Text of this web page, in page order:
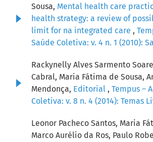
Sousa, Mental health care
health strategy: a review of
limit for na integrated care ,
Saúde Coletiva: v. 4 n. 1 (2010):
Rackynelly Alves Sarmento
Cabral, Maria Fátima de Sousa,
Mendonça, Editorial , Tempus –
Coletiva: v. 8 n. 4 (2014): Temas
Leonor Pacheco Santos, Maria
Marco Aurélio da Ros, Paulo